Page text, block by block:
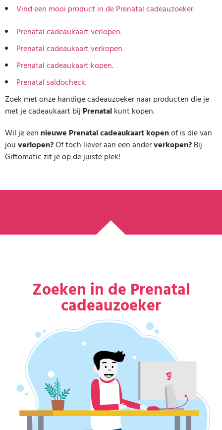
Vind een mooi product in de Prenatal cadeauzoeker.
Prenatal cadeaukaart verlopen.
Prenatal cadeaukaart verkopen.
Prenatal cadeaukaart kopen.
Prenatal saldocheck.
Zoek met onze handige cadeauzoeker naar producten die je
met je cadeaukaart bij Prenatalkunt kopen.
Wil je een nieuwe Prenatal cadeaukaart kopenof is die van
jouverlopen?Of toch liever aan een anderverkopen?Bij
Giftomatic zit je op de juiste plek!
Zoeken in de Prenatal
cadeauzoeker